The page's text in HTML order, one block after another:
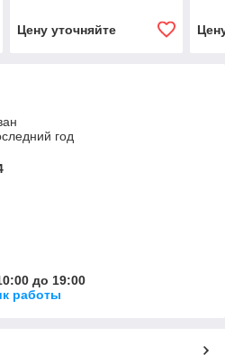
Цену уточняйте
год
до 19:00
работы